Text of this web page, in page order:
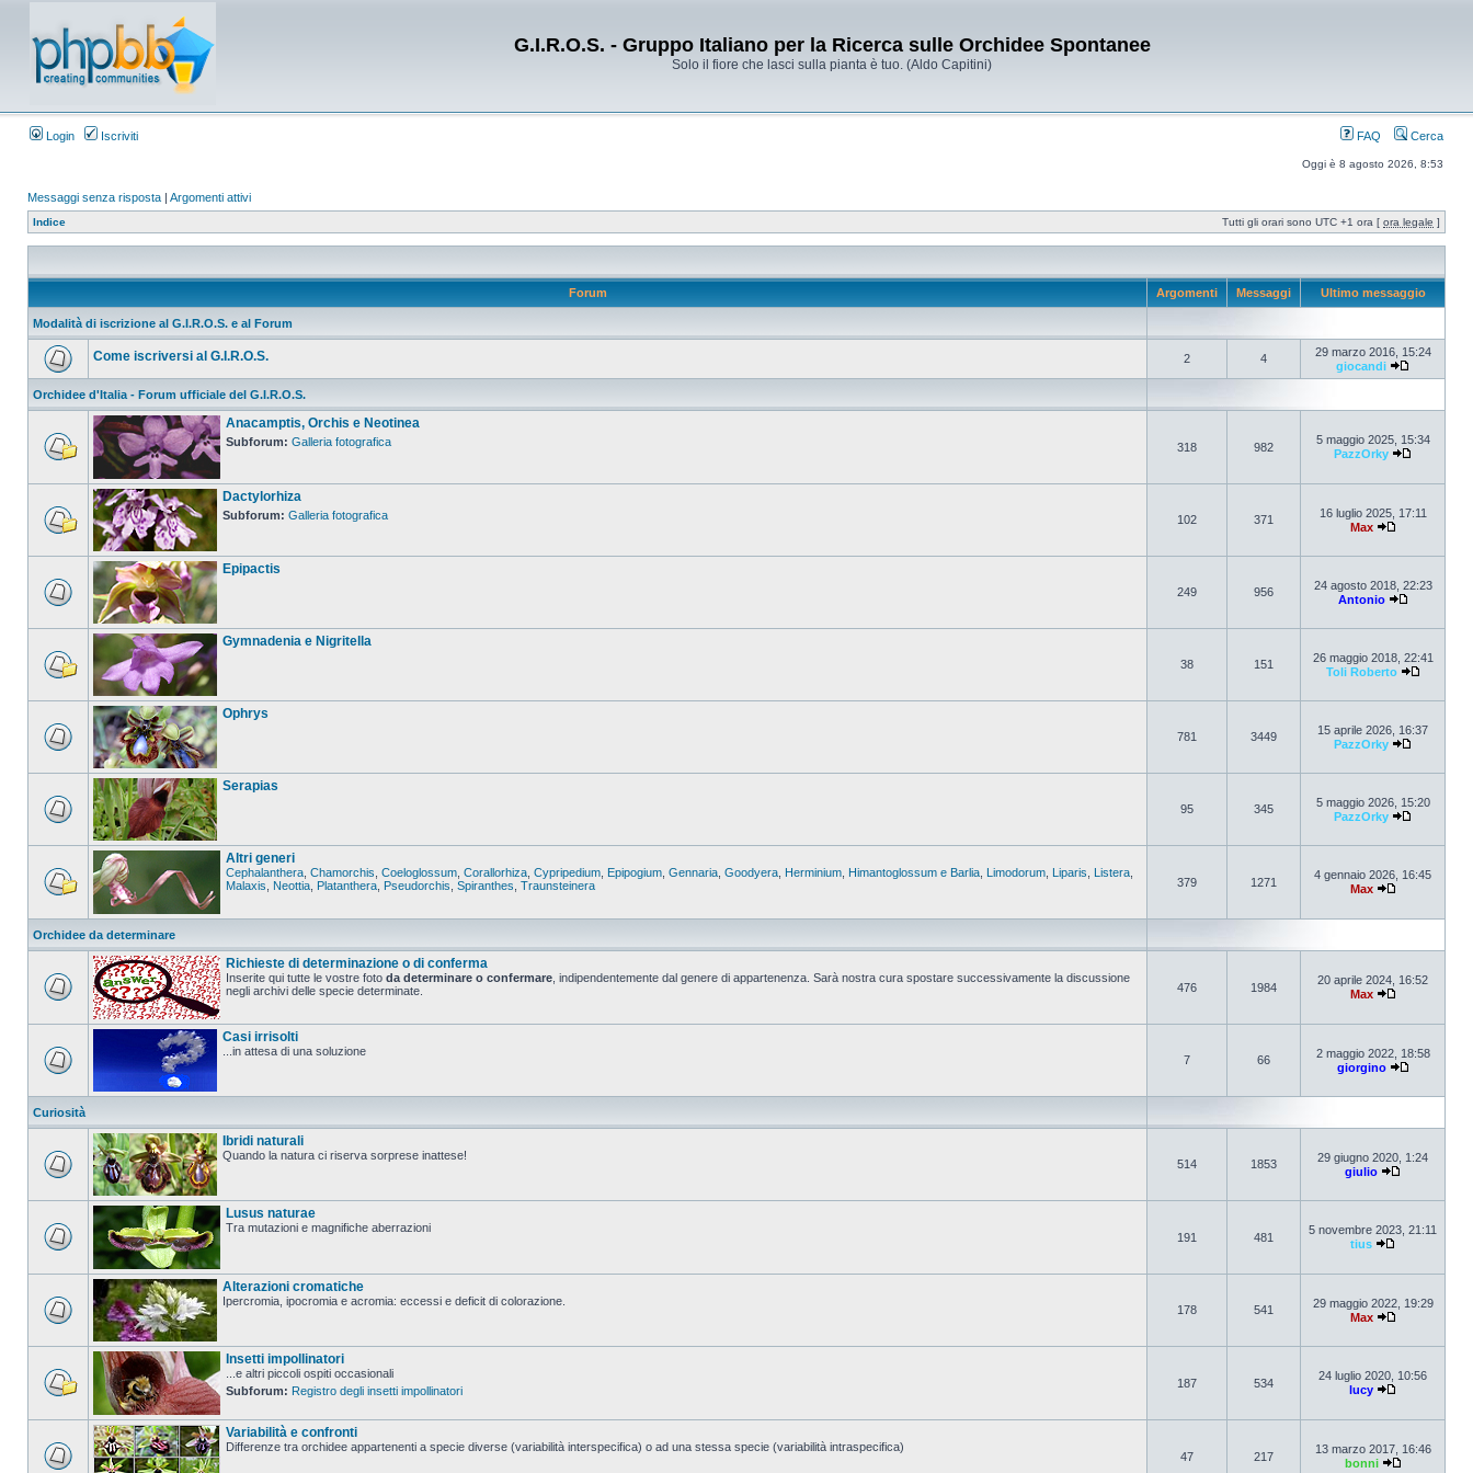
G.I.R.O.S. - Gruppo Italiano per la Ricerca sulle Orchidee Spontanee
Solo il fiore che lasci sulla pianta è tuo. (Aldo Capitini)
Login Iscriviti FAQ Cerca
Oggi è 8 agosto 2026, 8:53
Messaggi senza risposta | Argomenti attivi
Indice Tutti gli orari sono UTC +1 ora [ ora legale ]
Forum Argomenti Messaggi Ultimo messaggio
Modalità di iscrizione al G.I.R.O.S. e al Forum
Come iscriversi al G.I.R.O.S. 2 4
29 marzo 2016, 15:24
giocandi
Orchidee d'Italia - Forum ufficiale del G.I.R.O.S.
Anacamptis, Orchis e Neotinea
Subforum: Galleria fotografica 318 982
5 maggio 2025, 15:34
PazzOrky
Dactylorhiza
Subforum: Galleria fotografica 102 371
16 luglio 2025, 17:11
Max
Epipactis
249 956
24 agosto 2018, 22:23
Antonio
Gymnadenia e Nigritella
38 151
26 maggio 2018, 22:41
Toli Roberto
Ophrys
781 3449
15 aprile 2026, 16:37
PazzOrky
Serapias
95 345
5 maggio 2026, 15:20
PazzOrky
Altri generi
Cephalanthera Chamorchis Coeloglossum Corallorhiza Cypripedium Epipogium Gennaria Goodyera Herminium Himantoglossum e Barlia Limodorum Liparis Listera
Malaxis
Neottia Platanthera Pseudorchis Spiranthes Traunsteinera 379 1271
4 gennaio 2026, 16:45
Max
Orchidee da determinare
Richieste di determinazione o di conferma
Inserite qui tutte le vostre foto da determinare o confermare , indipendentemente dal genere di appartenenza. Sarà nostra cura spostare successivamente la discussione
negli archivi delle specie determinate.
476 1984
20 aprile 2024, 16:52
Max
Casi irrisolti
...in attesa di una soluzione
7 66
2 maggio 2022, 18:58
giorgino
Curiosità
Ibridi naturali
Quando la natura ci riserva sorprese inattese!
514 1853
29 giugno 2020, 1:24
giulio
Lusus naturae
Tra mutazioni e magnifiche aberrazioni
191 481
5 novembre 2023, 21:11
tius
Alterazioni cromatiche
Ipercromia, ipocromia e acromia: eccessi e deficit di colorazione.
178 541
29 maggio 2022, 19:29
Max
Insetti impollinatori
...e altri piccoli ospiti occasionali
Subforum: Registro degli insetti impollinatori
187 534
24 luglio 2020, 10:56
lucy
Variabilità e confronti
Differenze tra orchidee appartenenti a specie diverse (variabilità interspecifica) o ad una stessa specie (variabilità intraspecifica)
47 217
13 marzo 2017, 16:46
bonni